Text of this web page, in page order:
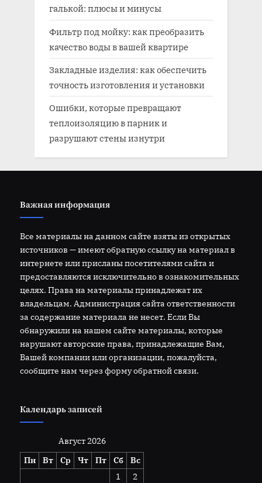
галькой: плюсы и минусы
Фильтр под мойку: как преобразить
качество воды в вашей квартире
Закладные изделия: как обеспечить
точность изготовления и установки
Ошибки, которые превращают
теплоизоляцию в парник и
разрушают стены изнутри
Важная информация
Все материалы на данном сайте взяты из открытых
источников — имеют обратную ссылку на материал в
интернете или присланы посетителями сайта и
предоставляются исключительно в ознакомительных
целях. Права на материалы принадлежат их
владельцам. Администрация сайта ответственности
за содержание материала не несет. Если Вы
обнаружили на нашем сайте материалы, которые
нарушают авторские права, принадлежащие Вам,
Вашей компании или организации, пожалуйста,
сообщите нам через форму обратной связи.
Календарь записей
Август 2026
Пн
Вт Ср Чт Пт Сб
Вс
1
2